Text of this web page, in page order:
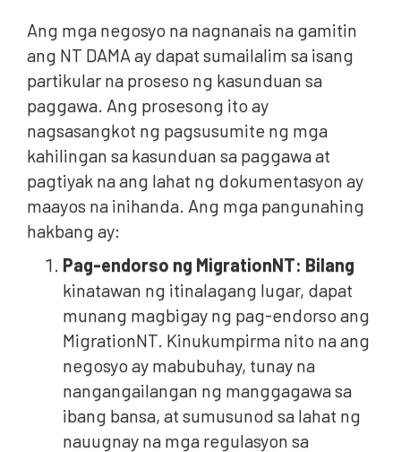
Ang mga negosyo na nagnanais na gamitin
ang NT DAMA ay dapat sumailalim sa isang
partikular na proseso ng kasunduan sa
paggawa. Ang prosesong ito ay
nagsasangkot ng pagsusumite ng mga
kahilingan sa kasunduan sa paggawa at
pagtiyak na ang lahat ng dokumentasyon ay
maayos na inihanda. Ang mga pangunahing
hakbang ay:
Pag-endorso ng MigrationNT: Bilang
kinatawan ng itinalagang lugar, dapat
munang magbigay ng pag-endorso ang
MigrationNT. Kinukumpirma nito na ang
negosyo ay mabubuhay, tunay na
nangangailangan ng manggagawa sa
ibang bansa, at sumusunod sa lahat ng
nauugnay na mga regulasyon sa